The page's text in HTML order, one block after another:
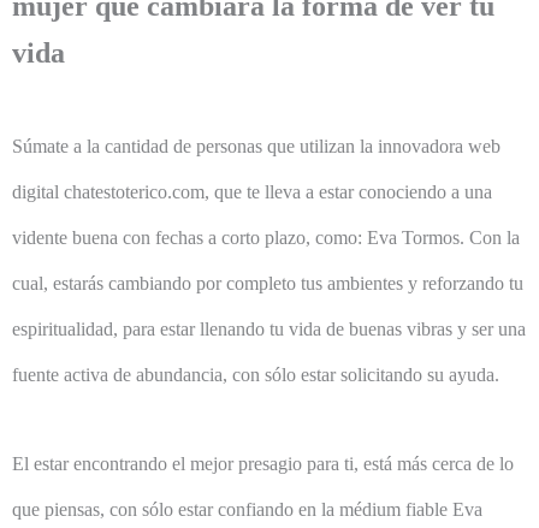
vida
Súmate a la cantidad de personas que utilizan la innovadora web
digital chatestoterico.com, que te lleva a estar conociendo a una
vidente buena con fechas a corto plazo, como: Eva Tormos. Con la
cual, estarás cambiando por completo tus ambientes y reforzando tu
espiritualidad, para estar llenando tu vida de buenas vibras y ser una
fuente activa de abundancia, con sólo estar solicitando su ayuda.
El estar encontrando el mejor presagio para ti, está más cerca de lo
que piensas, con sólo estar confiando en la médium fiable Eva